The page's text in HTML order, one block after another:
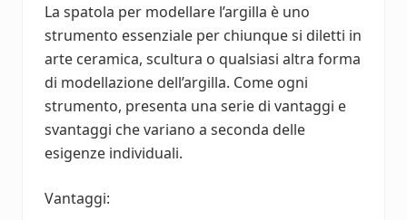
La spatola per modellare l’argilla è uno
strumento essenziale per chiunque si diletti in
arte ceramica, scultura o qualsiasi altra forma
di modellazione dell’argilla. Come ogni
strumento, presenta una serie di vantaggi e
svantaggi che variano a seconda delle
esigenze individuali.
Vantaggi: